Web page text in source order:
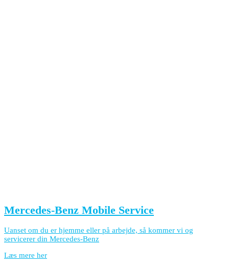
Mercedes-Benz Mobile Service
Uanset om du er hjemme eller på arbejde, så kommer vi og
servicerer din Mercedes-Benz
Læs mere her